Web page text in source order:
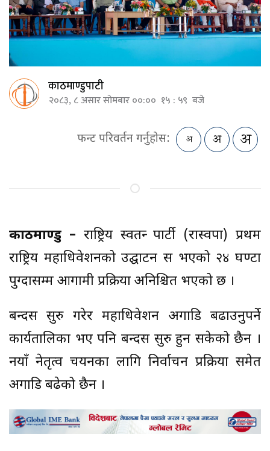
काठमाण्डुपाटी
२०८३, ८ असार सोमबार ००:०० १५ : ५९ बजे
फन्ट परिवर्तन गर्नुहोस:
काठमाण्डु – राष्ट्रिय स्वतन्त्र पार्टी (रास्वपा) प्रथम
राष्ट्रिय महाधिवेशनको उद्घाटन सत्र भएको २४ घण्टा
पुग्दासम्म आगामी प्रक्रिया अनिश्चित भएको छ ।
बन्दसत्र सुरु गरेर महाधिवेशन अगाडि बढाउनुपर्ने
कार्यतालिका भए पनि बन्दसत्र सुरु हुन सकेको छैन ।
नयाँ नेतृत्व चयनका लागि निर्वाचन प्रक्रिया समेत
अगाडि बढेको छैन ।